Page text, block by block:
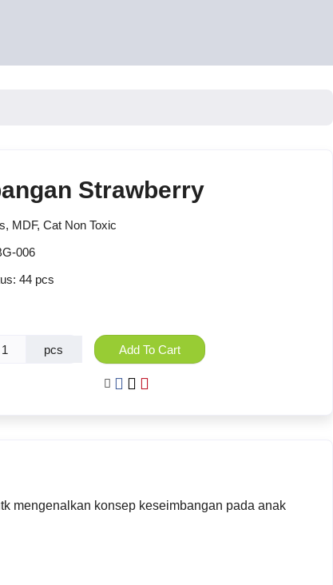
Strawberry
MDF, Cat Non Toxic
006
44 pcs
pcs Add To Cart
mengenalkan konsep keseimbangan pada anak